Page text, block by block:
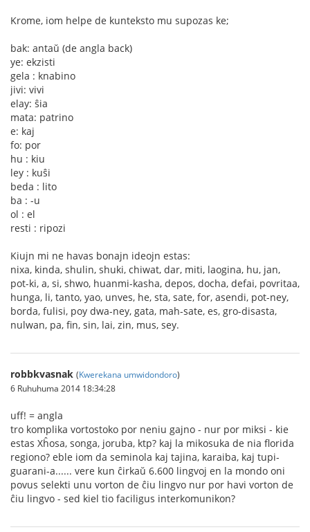
Krome, iom helpe de kunteksto mu supozas ke;
bak: antaŭ (de angla back)
ye: ekzisti
gela : knabino
jivi: vivi
elay: ŝia
mata: patrino
e: kaj
fo: por
hu : kiu
ley : kuŝi
beda : lito
ba : -u
ol : el
resti : ripozi
Kiujn mi ne havas bonajn ideojn estas:
nixa, kinda, shulin, shuki, chiwat, dar, miti, laogina, hu, jan,
pot-ki, a, si, shwo, huanmi-kasha, depos, docha, defai, povritaa,
hunga, li, tanto, yao, unves, he, sta, sate, for, asendi, pot-ney,
borda, fulisi, poy dwa-ney, gata, mah-sate, es, gro-disasta,
nulwan, pa, fin, sin, lai, zin, mus, sey.
robbkvasnak (Kwerekana umwidondoro)
6 Ruhuhuma 2014 18:34:28
uff! = angla
tro komplika vortostoko por neniu gajno - nur por miksi - kie
estas Xĥosa, songa, joruba, ktp? kaj la mikosuka de nia florida
regiono? eble iom da seminola kaj tajina, karaiba, kaj tupi-
guarani-a...... vere kun ĉirkaŭ 6.600 lingvoj en la mondo oni
povus selekti unu vorton de ĉiu lingvo nur por havi vorton de
ĉiu lingvo - sed kiel tio faciligus interkomunikon?